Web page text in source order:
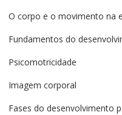
O corpo e o movimento na
Fundamentos do
Psicomotricidade
Imagem corporal
Fases do desenvolvimento